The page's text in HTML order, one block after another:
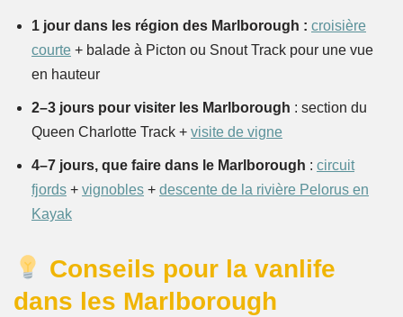
1 jour dans les région des Marlborough : croisière
courte + balade à Picton ou Snout Track pour une vue
en hauteur
2–3 jours pour visiter les Marlborough : section du
Queen Charlotte Track + visite de vigne
4–7 jours, que faire dans le Marlborough : circuit
fjords + vignobles + descente de la rivière Pelorus en
Kayak
Conseils pour la vanlife
dans les Marlborough